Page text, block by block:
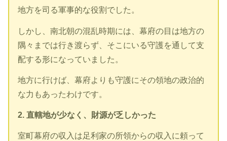
地方を司る軍事的な役割でした。
しかし、南北朝の混乱時期には、幕府の目は地方の
隅々までは行き渡らず、そこにいる守護を通して支
配する形になっていました。
地方に行けば、幕府よりも守護にその領地の政治的
な力もあったわけです。
2. 直轄地が少なく、財源が乏しかった
室町幕府の収入は足利家の所領からの収入に頼って